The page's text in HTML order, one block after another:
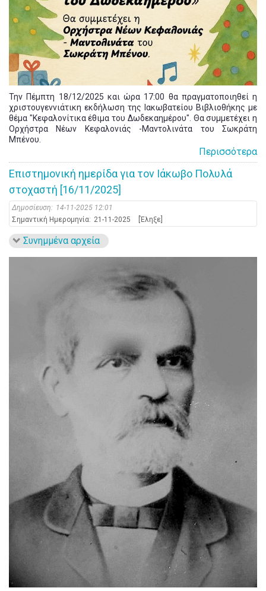
Την Πέμπτη 18/12/2025 και ώρα 17:00 θα πραγματοποιηθεί η
χριστουγεννιάτικη εκδήλωση της Ιακωβατείου Βιβλιοθήκης με
θέμα "Κεφαλονίτικα έθιμα του Δωδεκαημέρου". Θα συμμετέχει η
Ορχήστρα Νέων Κεφαλονιάς -Μαντολινάτα του Σωκράτη
Μπένου.
Περισσότερα
Επιστημονική ημερίδα για τον Ιάκωβο Πολυλά
στοχαστή [16/11/2025]
Δημοσίευση: 14-11-2025 12:01
Σημαντική Ημερομηνία: 21-11-2025 [Έληξε]
Συνημμένα αρχεία